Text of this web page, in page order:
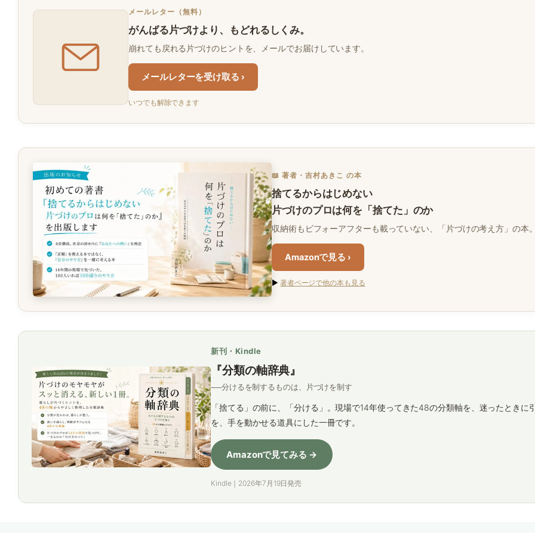
メールレター（無料）
がんばる片づけより、もどれるしくみ。
崩れても戻れる片づけのヒントを、メールでお届けしています。
メールレターを受け取る ›
いつでも解除できます
📖 著者・吉村あきこ の本
捨てるからはじめない
片づけのプロは何を「捨てた」のか
収納術もビフォーアフターも載っていない、「片づけの考え方」の本
Amazonで見る ›
▶ 著者ページで他の本も見る
新刊・Kindle
『分類の軸辞典』
──分けるを制するものは、片づけを制す
「捨てる」の前に、「分ける」。現場で14年使ってきた48の分類軸を、迷ったとき
を、手を動かせる道具にした一冊です。
Amazonで見てみる →
Kindle｜2026年7月19日発売